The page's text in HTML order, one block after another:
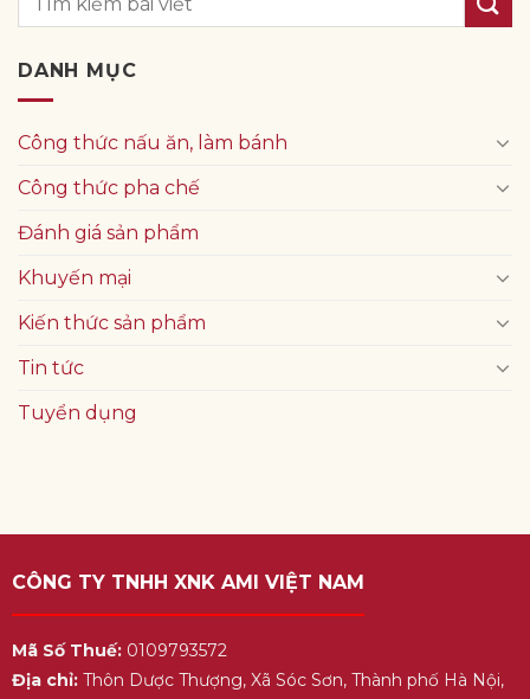
DANH MỤC
Công thức nấu ăn, làm bánh
Công thức pha chế
Đánh giá sản phẩm
Khuyến mại
Kiến thức sản phẩm
Tin tức
Tuyển dụng
CÔNG TY TNHH XNK AMI VIỆT NAM
Mã Số Thuế:0109793572
Địa chỉ:Thôn Dược Thượng, Xã Sóc Sơn, Thành phố Hà Nội,